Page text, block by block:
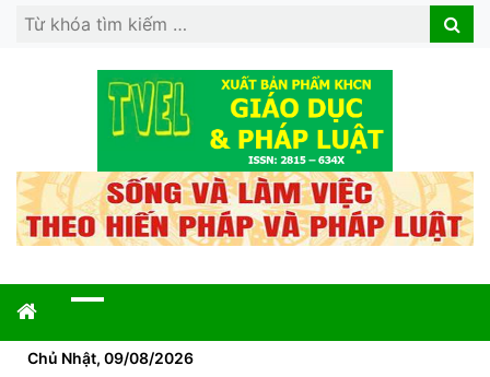
Search
Search
Chủ Nhật, 09/08/2026